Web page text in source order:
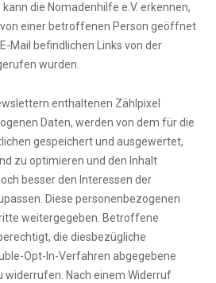
die Nomadenhilfe e.V. erkennen,
einer betroffenen Person geöffnet
Mail befindlichen Links von der
wurden.
enthaltenen Zählpixel
Daten, werden von dem für die
gespeichert und ausgewertet,
zu optimieren und den Inhalt
besser den Interessen der
Diese personenbezogenen
weitergegeben. Betroffene
die diesbezügliche
Opt-In-Verfahren abgegebene
widerrufen. Nach einem Widerruf